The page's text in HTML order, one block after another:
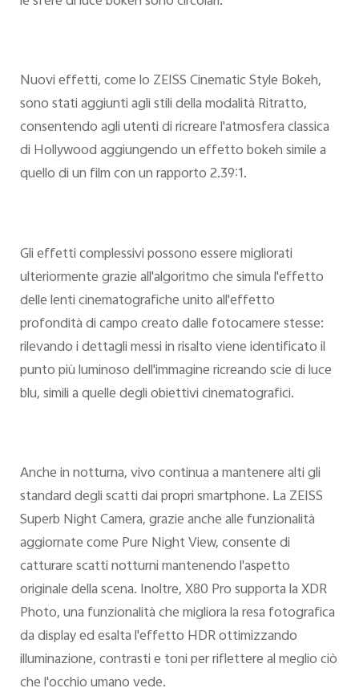
Nuovi effetti, come lo ZEISS Cinematic Style Bokeh,
sono stati aggiunti agli stili della modalità Ritratto,
consentendo agli utenti di ricreare l'atmosfera classica
di Hollywood aggiungendo un effetto bokeh simile a
quello di un film con un rapporto 2.39:1.
Gli effetti complessivi possono essere migliorati
ulteriormente grazie all'algoritmo che simula l'effetto
delle lenti cinematografiche unito all'effetto
profondità di campo creato dalle fotocamere stesse:
rilevando i dettagli messi in risalto viene identificato il
punto più luminoso dell'immagine ricreando scie di luce
blu, simili a quelle degli obiettivi cinematografici.
Anche in notturna, vivo continua a mantenere alti gli
standard degli scatti dai propri smartphone. La ZEISS
Superb Night Camera, grazie anche alle funzionalità
aggiornate come Pure Night View, consente di
catturare scatti notturni mantenendo l'aspetto
originale della scena. Inoltre, X80 Pro supporta la XDR
Photo, una funzionalità che migliora la resa fotografica
da display ed esalta l'effetto HDR ottimizzando
illuminazione, contrasti e toni per riflettere al meglio ciò
che l'occhio umano vede.